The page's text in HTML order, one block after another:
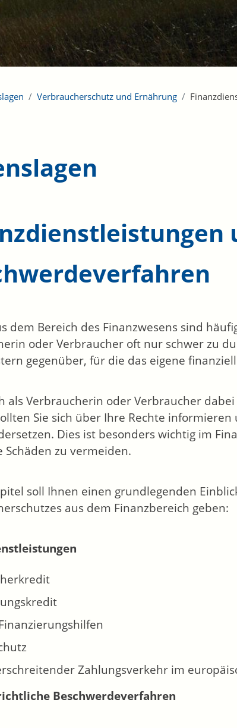
Verbraucherschutz und Ernährung
dem Bereich des Finanzwesens sind
oder Verbraucher oft nur schwer zu
gegenüber, für die das eigene
als Verbraucherin oder Verbraucher
Sie sich über Ihre Rechte
Dies ist besonders wichtig im
Schäden zu vermeiden.
soll Ihnen einen grundlegenden
aus dem Finanzbereich geben:
Zahlungsverkehr im
Beschwerdeverfahren